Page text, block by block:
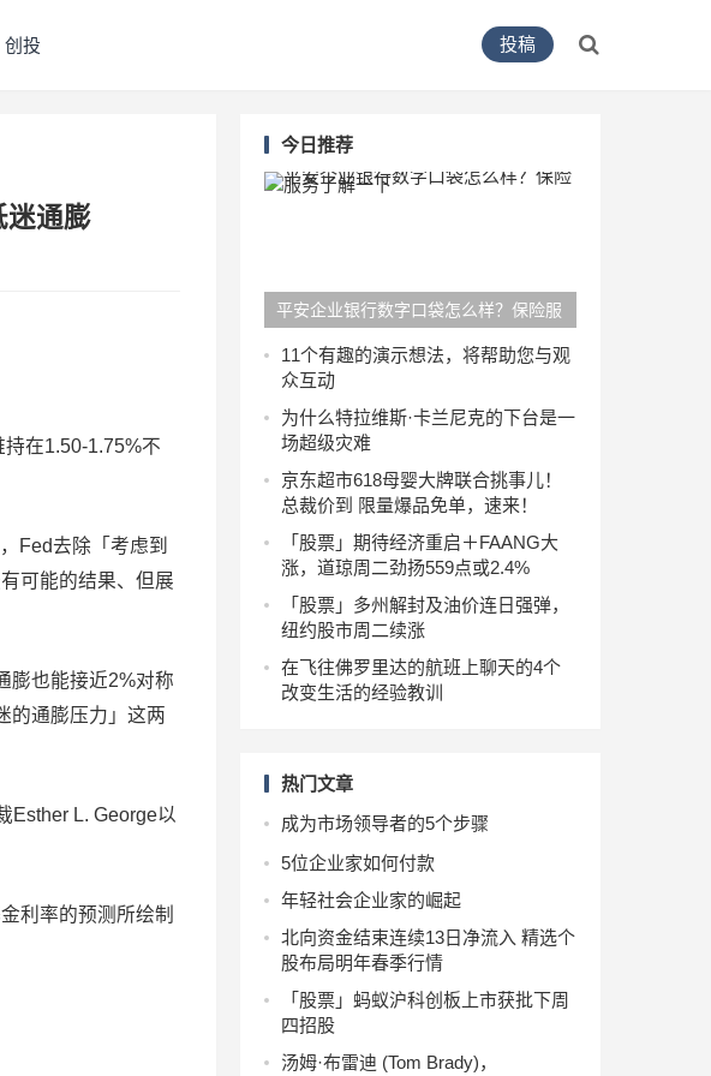
创投 投稿
迷通膨
在1.50-1.75%不
Fed去除「考虑到
可能的结果、但展
膨也能接近2%对称
的通膨压力」这两
Esther L. George以
利率的预测所绘制
今日推荐
平安企业银行数字口袋怎么样？保险服
务了解一下
11个有趣的演示想法，将帮助您与观
众互动
为什么特拉维斯·卡兰尼克的下台是一
场超级灾难
京东超市618母婴大牌联合挑事儿！
总裁价到 限量爆品免单，速来！
「股票」期待经济重启＋FAANG大
涨，道琼周二劲扬559点或2.4%
「股票」多州解封及油价连日强弹，
纽约股市周二续涨
在飞往佛罗里达的航班上聊天的4个
改变生活的经验教训
热门文章
成为市场领导者的5个步骤
5位企业家如何付款
年轻社会企业家的崛起
北向资金结束连续13日净流入 精选个
股布局明年春季行情
「股票」蚂蚁沪科创板上市获批下周
四招股
汤姆·布雷迪 (Tom Brady)，